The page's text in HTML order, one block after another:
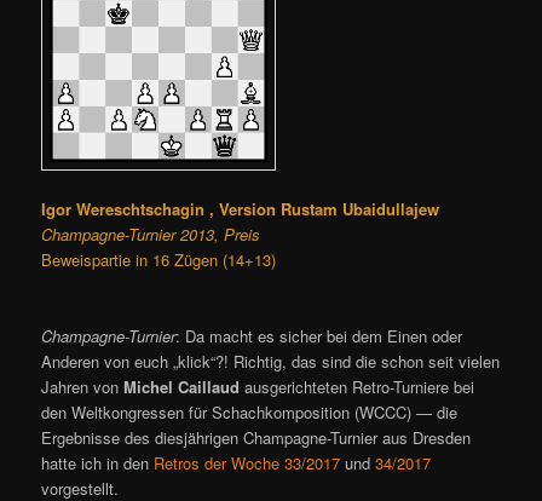
Igor Wereschtschagin , Version Rustam Ubaidullajew
Champagne-Turnier 2013, Preis
Beweispartie in 16 Zügen (14+13)
Champagne-Turnier: Da macht es sicher bei dem Einen oder
Anderen von euch „klick“?! Richtig, das sind die schon seit vielen
Jahren vonMichel Caillaud ausgerichteten Retro-Turniere bei
den Weltkongressen für Schachkomposition (WCCC) — die
Ergebnisse des diesjährigen Champagne-Turnier aus Dresden
hatte ich in den Retros der Woche 33/2017 und34/2017
vorgestellt.